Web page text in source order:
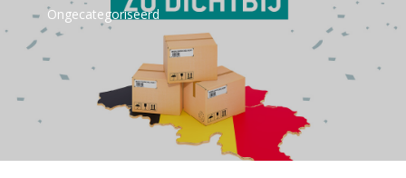
Ongecategoriseerd